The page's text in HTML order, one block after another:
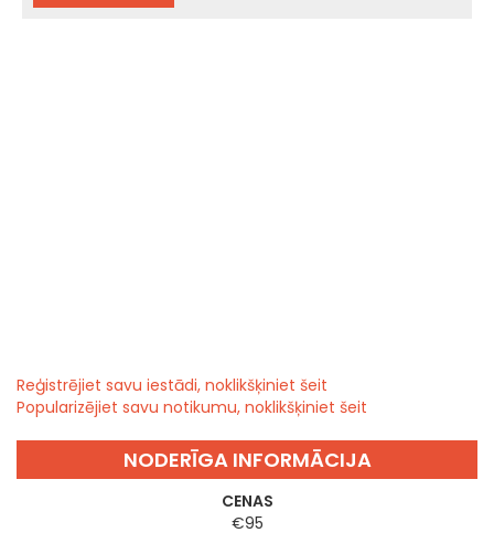
Reģistrējiet savu iestādi, noklikšķiniet šeit
Popularizējiet savu notikumu, noklikšķiniet šeit
NODERĪGA INFORMĀCIJA
CENAS
€95